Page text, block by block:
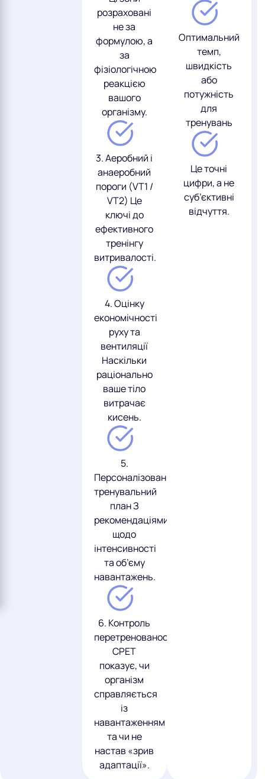
розраховані
не за
формулою, а
за
фізіологічною
реакцією
вашого
організму.
3. Аеробний і
анаеробний
пороги (VT1 /
VT2) Це
ключі до
ефективного
тренінгу
витривалості.
4. Оцінку
економічності
руху та
вентиляції
Наскільки
раціонально
ваше тіло
витрачає
кисень.
5.
Персоналізований
тренувальний
план З
рекомендаціями
щодо
інтенсивності
та об’єму
навантажень.
6. Контроль
перетренованості
CPET
показує, чи
організм
справляється
із
навантаженням
та чи не
настав «зрив
адаптації».
Оптимальний
темп,
швидкість
або
потужність
для
тренувань
Це точні
цифри, а не
суб’єктивні
відчуття.